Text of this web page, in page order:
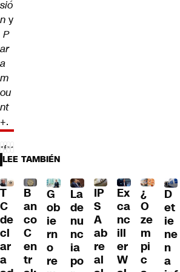
sió
n y
P
ar
a
m
ou
nt
+.
LEE TAMBIÉN
T
C
de
cl
ar
a
B
an
co
C
en
tr
G
ob
ie
rn
o
re
La
de
nu
nc
ia
po
IP
S
A
ab
re
al
Ex
ca
nc
ill
er
W
¿
O
ze
m
pi
c
D
et
ie
ne
n
a